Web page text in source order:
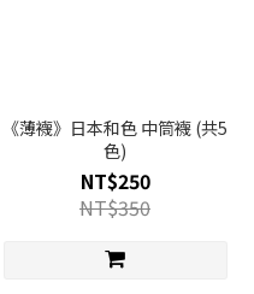
《薄襪》日本和色 中筒襪 (共5
色)
NT$250
NT$350